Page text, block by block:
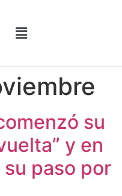
su
y en
paso por